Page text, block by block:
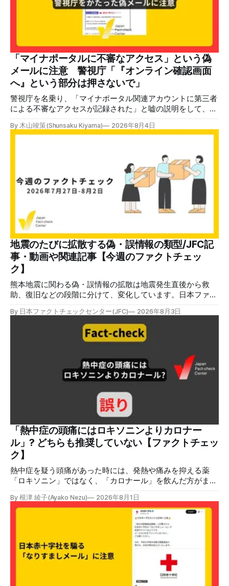
「マイナポータルに不審なアクセス」という偽
メールに注意 警視庁「『オンライン確認画面
へ』という部分は押さないで」
警視庁を名乗り、「マイナポータル関連アカウントに第三者
による不審なアクセスが記録された」と嘘の説明をして、リ
で、メール内のリンクを押さないようにと注意を呼びかけて
部」を名乗るメールが届いたという投稿がX（旧Twitter）上
で複数確認できる(例1、例2、例3)。 偽メールの件名は
「【警視庁】マイナポータル：不審なアクセスの確認」。本
文には「警視庁サイバーセキュリティ対策本部」「通知番
号：MN-2026-●●●」「マイナポータル関連アカウント
に、第三者による不審なアクセスが記録されました」「お客
様のメールアドレスと一致しています」と記している。 そ
のうえで「2026年8月2日（日）23:59までに、ご本人操作か
どうかご確認ください」などと「オンライン確認画面へ」と
いうリンクをクリックするよう誘導している。 本文には、
警視庁の住所（東京都千代田区霞が関2-1-1）も書かれてい
By 木山竣策(Shunsaku Kiyama) 2026年8月4日
地震のたびに拡散する偽・誤情報の類型/JFC記
事・動画や関連記事【今週のファクトチェッ
ク】
熊本地震に関わる偽・誤情報の拡散は地震発生直後から救
助、復旧などの段階に分けて、変化しています。日本ファク
（JFC「災害時に広がる偽情報5つの類型」）も参考にして
みてください。近年はこれらに加えてAI生成によるディープ
フェイクも目立ちます。 ✉️日本ファクトチェックセンター
（JFC）がこの1週間に出した記事を中心に、その他のメディ
アも含めて、ファクトチェックや偽情報関連の情報をまとめ
ました。同じ内容をニュースレターでも配信しています。登
は、ファクトチェックやメディア情報リテラシーに関する講
師養成講座を月に1度開催しています。講座はオンラインで
90分間。修了者には認定バッジと教室や職場などで利用可能
な教材を提供します。 次回の開講は8月23日（日）午後4時
~5時30分で、お申し込みはこちら。 日本ファクトチェック
センター（JFC） ファクトチェック講師養成講座 8月23
日（日）開催分日本フ
By 日本ファクトチェックセンター(JFC) 2026年8月3日
「熱中症の頭痛にはロキソニンよりカロナー
ル」? どちらも推奨していない【ファクトチェッ
ク】
熱中症を疑う頭痛があった時には、発熱や痛みを抑える薬
「ロキソニン」ではなく、「カロナール」を飲んだ方がまし
学会の医師は「熱中症ではロキソニン、カロナールのいずれ
の解熱薬も治療として推奨されていません」「熱中症が疑わ
れる場合には、自己判断で解熱薬を服用するのではなく、ま
ず適切な応急処置を行うことが望まれます」と説明していま
す。 検証対象 拡散した言説 2026年7月、「熱中症疑いの頭
痛には、ロキソニンよりカロナールの方がマシ」という趣旨
の投稿がSNSで拡散した。 検証する理由 ほかにも、「軽い
熱中症っぽくてカロナール飲んどいた」「熱中症の時の頭痛
はロキソニン系じゃなくてカロナール系を飲んでね」などと
By 根津 綾子(Ayako Nezu) 2026年8月1日